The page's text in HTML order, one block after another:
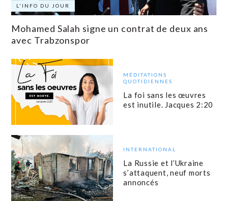
L'INFO DU JOUR
Mohamed Salah signe un contrat de deux ans
avec Trabzonspor
MÉDITATIONS
QUOTIDIENNES
La foi sans les œuvres
est inutile. Jacques 2:20
INTERNATIONAL
La Russie et l’Ukraine
s’attaquent, neuf morts
annoncés